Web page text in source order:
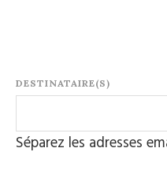
DESTINATAIRE(S)
Séparez les adresses